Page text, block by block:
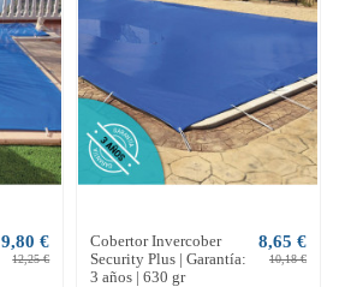
9,80 €
12,25 €
Cobertor Invercober
Security Plus | Garantía:
3 años | 630 gr
8,65 €
10,18 €